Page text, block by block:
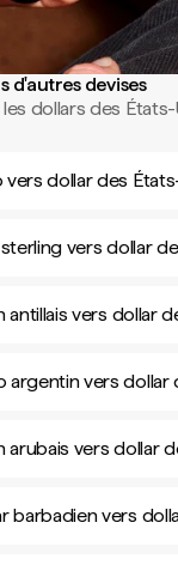
d'autres devises
dollars des
vers dollar des
vers dollar
antillais vers dollar
argentin vers dollar
arubais vers dollar
barbadien vers